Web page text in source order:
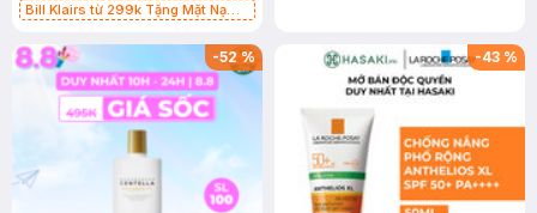
Bill Klairs từ 299k Tặng Mặt Nạ
25ml (SL Có Hạn)
-52% -43 %